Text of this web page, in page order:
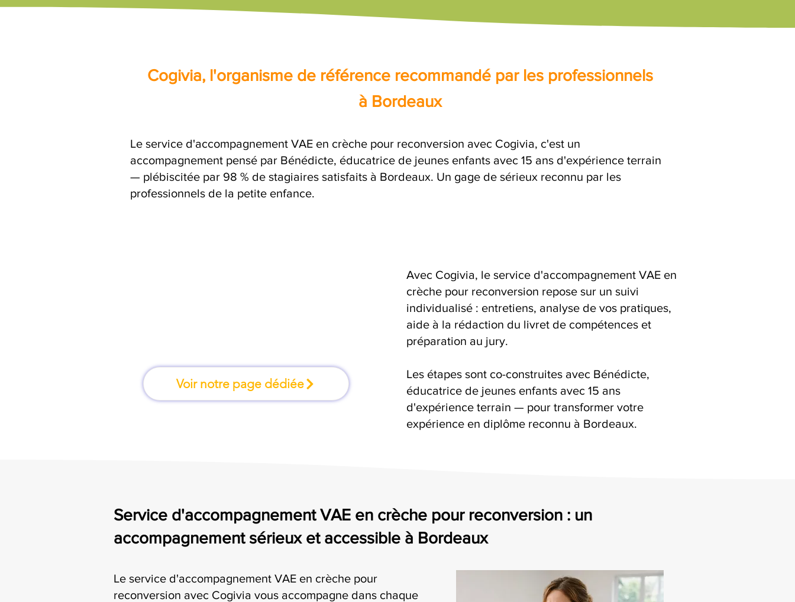
Cogivia, l'organisme de référence recommandé par les professionnels
à Bordeaux
Le service d'accompagnement VAE en crèche pour reconversion avec Cogivia, c'est un
accompagnement pensé par Bénédicte, éducatrice de jeunes enfants avec 15 ans d'expérience terrain
— plébiscitée par 98 % de stagiaires satisfaits à Bordeaux. Un gage de sérieux reconnu par les
professionnels de la petite enfance.
Voir notre page dédiée
Avec Cogivia, le service d'accompagnement VAE en
crèche pour reconversion repose sur un suivi
individualisé : entretiens, analyse de vos pratiques,
aide à la rédaction du livret de compétences et
préparation au jury.
Les étapes sont co-construites avec Bénédicte,
éducatrice de jeunes enfants avec 15 ans
d'expérience terrain — pour transformer votre
expérience en diplôme reconnu à Bordeaux.
Service d'accompagnement VAE en crèche pour reconversion : un
accompagnement sérieux et accessible à Bordeaux
Le service d'accompagnement VAE en crèche pour
reconversion avec Cogivia vous accompagne dans chaque